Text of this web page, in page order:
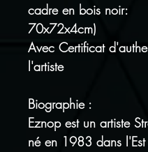
cadre en bois noir:
70x72x4cm)
Avec Certificat
l'artiste
Biographie :
Eznop est un artiste
né en 1983 dans